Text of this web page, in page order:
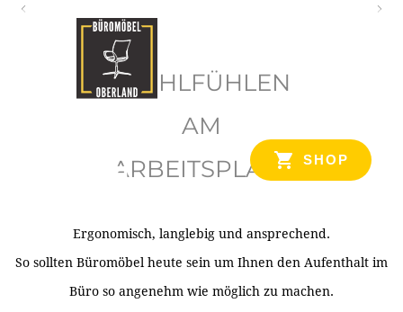
SHOP
WOHLFÜHLEN
AM
ARBEITSPLATZ
Ergonomisch, langlebig und ansprechend.
So sollten Büromöbel heute sein um Ihnen den Aufenthalt im
Büro so angenehm wie möglich zu machen.